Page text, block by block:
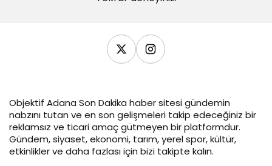
Objektif Adana Son Dakika haber sitesi gündemin
nabzını tutan ve en son gelişmeleri takip edeceğiniz bir
reklamsız ve ticari amaç gütmeyen bir platformdur.
Gündem, siyaset, ekonomi, tarım, yerel spor, kültür,
etkinlikler ve daha fazlası için bizi takipte kalın.